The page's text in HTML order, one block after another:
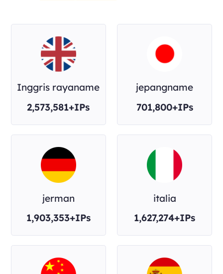
Inggris rayaname
2,573,581+IPs
jepangname
701,800+IPs
jerman
1,903,353+IPs
italia
1,627,274+IPs